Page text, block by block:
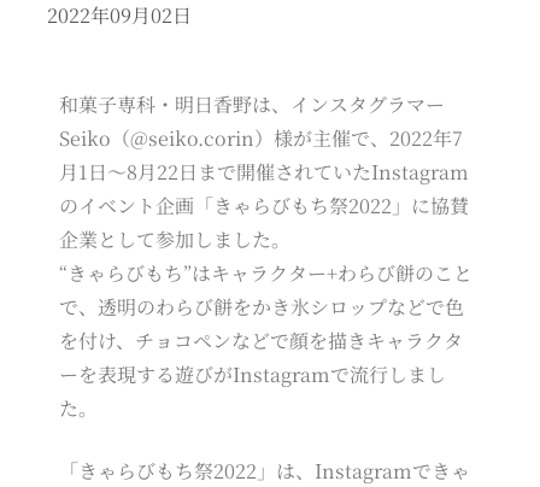
2022年09月02日
和菓子専科・明日香野は、インスタグラマー
Seiko（@seiko.corin）様が主催で、2022年7
月1日～8月22日まで開催されていたInstagram
のイベント企画「きゃらびもち祭2022」に協賛
企業として参加しました。
“きゃらびもち”はキャラクター+わらび餅のこと
で、透明のわらび餅をかき氷シロップなどで色
を付け、チョコペンなどで顔を描きキャラクタ
ーを表現する遊びがInstagramで流行しまし
た。
「きゃらびもち祭2022」は、Instagramできゃ